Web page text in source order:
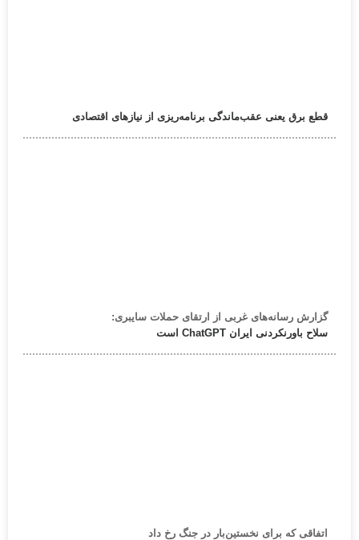
قطع برق یعنی عقب‌ماندگی برنامه‌ریزی از نیازهای اقتصادی
گزارش رسانه‌های غربی از ارتقای حملات سایبری:
سلاح باورنکردنی ایران ChatGPT است
اتفاقی که برای نخستین‌بار در جنگ رخ داد